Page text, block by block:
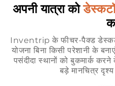
अपनी यात्रा को
Inventrip के फीचर-पैक्ड
योजना बिना किसी परेशानी के
पसंदीदा स्थानों को बुकमार्क
बड़े मानचित्र